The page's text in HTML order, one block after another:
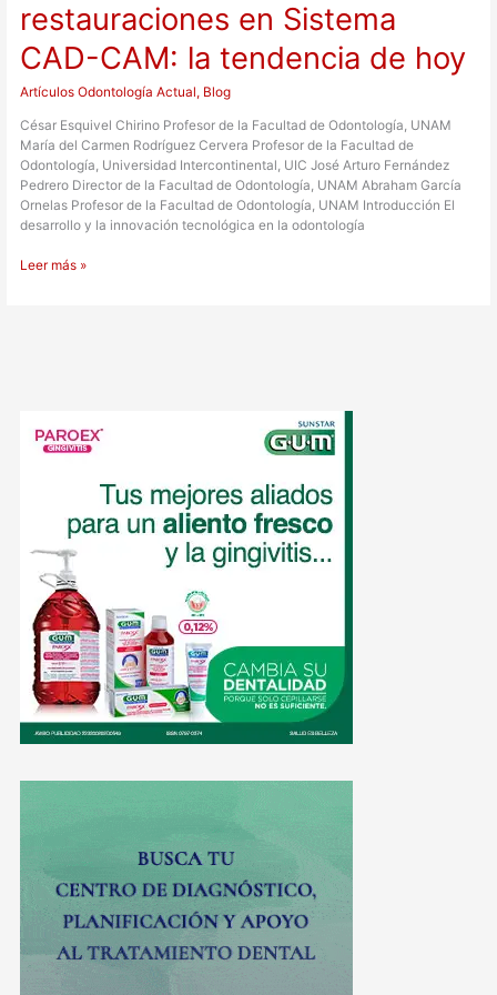
restauraciones en Sistema
CAD-CAM: la tendencia de hoy
Artículos Odontología Actual, Blog
César Esquivel Chirino Profesor de la Facultad de Odontología, UNAM
María del Carmen Rodríguez Cervera Profesor de la Facultad de
Odontología, Universidad Intercontinental, UIC José Arturo Fernández
Pedrero Director de la Facultad de Odontología, UNAM Abraham García
Ornelas Profesor de la Facultad de Odontología, UNAM Introducción El
desarrollo y la innovación tecnológica en la odontología
Leer más »